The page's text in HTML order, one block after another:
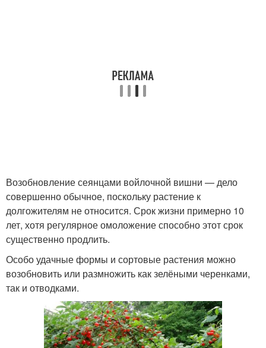
Возобновление сеянцами войлочной вишни — дело
совершенно обычное, поскольку растение к
долгожителям не относится. Срок жизни примерно 10
лет, хотя регулярное омоложение способно этот срок
существенно продлить.
Особо удачные формы и сортовые растения можно
возобновить или размножить как зелёными черенками,
так и отводками.